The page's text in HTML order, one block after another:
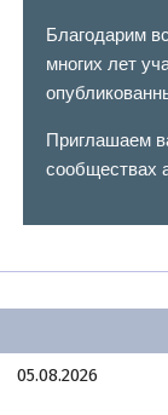
Благодарим
многих лет
Приглашаем
сообществах
05.08.2026